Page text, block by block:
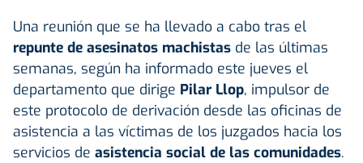
Una reunión que se ha llevado a cabo tras el
repunte de asesinatos machistas de las últimas
semanas, según ha informado este jueves el
departamento que dirige Pilar Llop, impulsor de
este protocolo de derivación desde las oficinas de
asistencia a las víctimas de los juzgados hacia los
servicios de asistencia social de las comunidades.